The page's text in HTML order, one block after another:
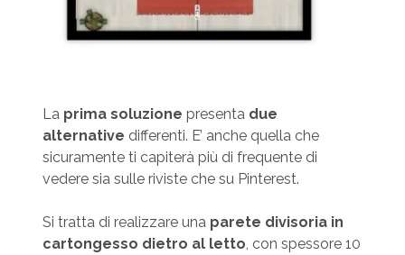
La prima soluzione presenta due
alternative differenti. E’ anche quella che
sicuramente ti capiterà più di frequente di
vedere sia sulle riviste che su Pinterest.
Si tratta di realizzare una parete divisoria in
cartongesso dietro al letto , con spessore 10